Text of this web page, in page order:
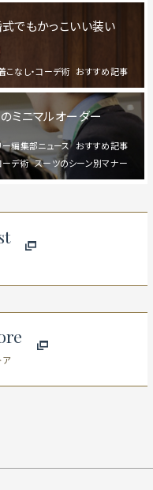
でもかっこいい装い
おすすめ記事
こなし・コーデ術
ミニマルオーダー
おすすめ記事
ー編集部ニュース
スーツのシーン別マナー
ーデ術
ア